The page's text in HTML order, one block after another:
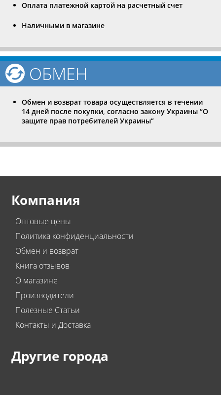
Оплата платежной картой на расчетный счет
Наличными в магазине
ОБМЕН
Обмен и возврат товара осуществляется в течении
14 дней после покупки, согласно закону Украины “О
защите прав потребителей Украины”
Компания
Оптовые цены
Политика конфиденциальности
Обмен и возврат
Книга отзывов
О магазине
Производители
Полезные Статьи
Контакты и Доставка
Другие города